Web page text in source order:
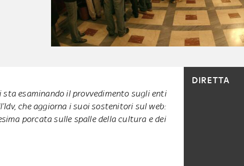
esaminando il provvedimento sugli enti
che aggiorna i suoi sostenitori sul web:
porcata sulle spalle della cultura e dei
DIRETTA